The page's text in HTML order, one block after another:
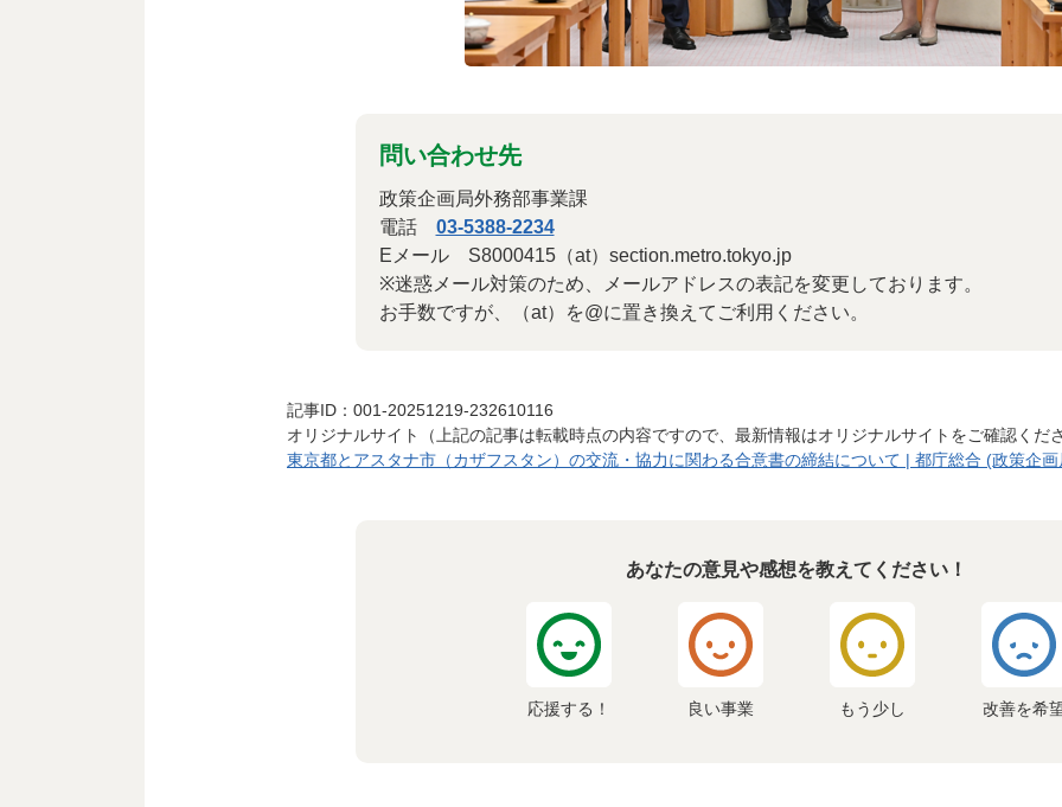
問い合わせ先
政策企画局外務部事業課
電話 03-5388-2234
Eメール S8000415（at）section.metro.tokyo.jp
※迷惑メール対策のため、メールアドレスの表記を変更しております。
お手数ですが、（at）を@に置き換えてご利用ください。
記事ID：001-20251219-232610116
オリジナルサイト（上記の記事は転載時点の内容ですので、最新情報はオリジナルサイトをご確認くだ
東京都とアスタナ市（カザフスタン）の交流・協力に関わる合意書の締結について | 都庁総合 (政策企画
あなたの意見や感想を教えてください！
応援する！ 良い事業 もう少し 改善を希